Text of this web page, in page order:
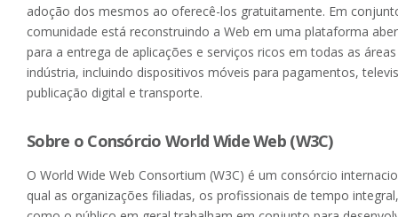
adoção dos mesmos ao oferecê-los gratuitamente. Em
comunidade está reconstruindo a Web em uma plataforma
para a entrega de aplicações e serviços ricos em todas as
indústria, incluindo dispositivos móveis para pagamentos,
publicação digital e transporte.
Sobre o Consórcio World Wide Web (W3C)
O World Wide Web Consortium (W3C) é um consórcio
qual as organizações filiadas, os profissionais de tempo